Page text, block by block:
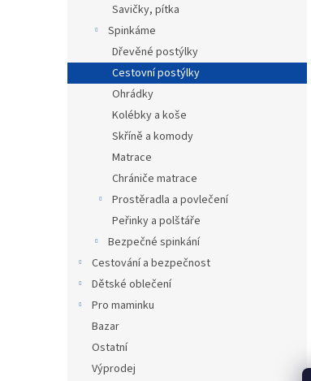
Savičky, pítka
Spinkáme
Dřevěné postýlky
Cestovní postýlky
Ohrádky
Kolébky a koše
Skříně a komody
Matrace
Chrániče matrace
Prostěradla a povlečení
Peřinky a polštáře
Bezpečné spinkání
Cestování a bezpečnost
Dětské oblečení
Pro maminku
Bazar
Ostatní
Výprodej